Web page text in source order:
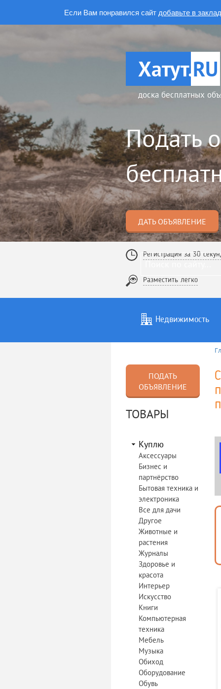
Если Вам понравился сайт добавьте в
Хатут.RU
доска бесплатных
Подать
ДАТЬ ОБЪЯВЛЕНИЕ
Регистрация за 30
Разместить легко
Недвижимость
Услуги
ПОДАТЬ
ОБЪЯВЛЕНИЕ
ТОВАРЫ
Куплю
Аксессуары
Бизнес и
партнёрство
Бытовая техника и
электроника
Все для дачи
Другое
Животные и
растения
Журналы
Здоровье и
красота
Интерьер
Искусство
Книги
Компьютерная
техника
Мебель
Музыка
Обиход
Оборудование
Обувь